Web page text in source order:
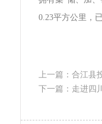
0.23平方公里，
上一篇：合江县
下一篇：走进四